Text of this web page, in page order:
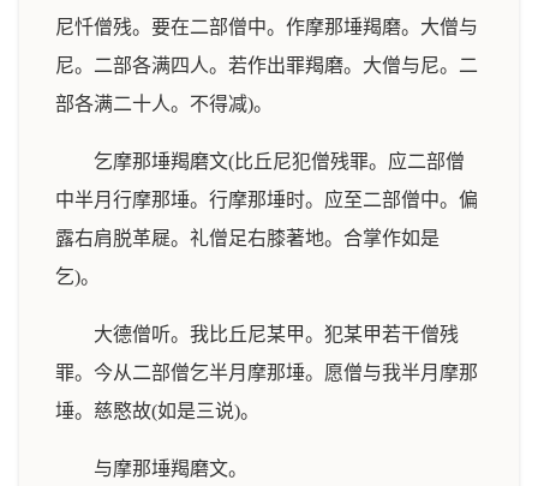
尼忏僧残。要在二部僧中。作摩那埵羯磨。大僧与
尼。二部各满四人。若作出罪羯磨。大僧与尼。二
部各满二十人。不得减)。
乞摩那埵羯磨文(比丘尼犯僧残罪。应二部僧
中半月行摩那埵。行摩那埵时。应至二部僧中。偏
露右肩脱革屣。礼僧足右膝著地。合掌作如是
乞)。
大德僧听。我比丘尼某甲。犯某甲若干僧残
罪。今从二部僧乞半月摩那埵。愿僧与我半月摩那
埵。慈愍故(如是三说)。
与摩那埵羯磨文。